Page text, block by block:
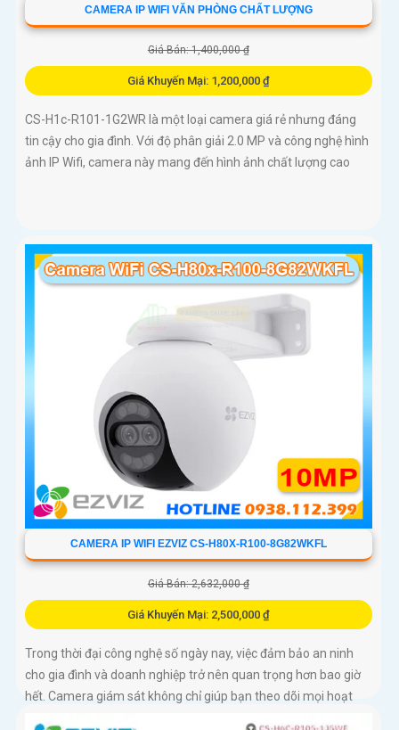
CAMERA IP WIFI VĂN PHÒNG CHẤT LƯỢNG
Giá Bán: 1,400,000 ₫
Giá Khuyến Mại: 1,200,000 ₫
CS-H1c-R101-1G2WR là một loại camera giá rẻ nhưng đáng
tin cậy cho gia đình. Với độ phân giải 2.0 MP và công nghệ hình
ảnh IP Wifi, camera này mang đến hình ảnh chất lượng cao
CAMERA IP WIFI EZVIZ CS-H80X-R100-8G82WKFL
Giá Bán: 2,632,000 ₫
Giá Khuyến Mại: 2,500,000 ₫
Trong thời đại công nghệ số ngày nay, việc đảm bảo an ninh
cho gia đình và doanh nghiệp trở nên quan trọng hơn bao giờ
hết. Camera giám sát không chỉ giúp bạn theo dõi mọi hoạt